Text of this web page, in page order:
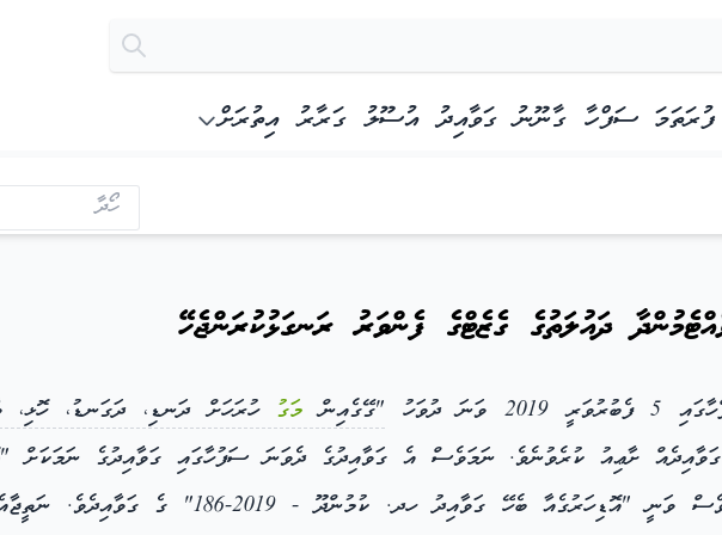
ފުރަތަމަ ސަފްހާ ގާނޫނު ގަވާއިދު އުސޫލު ގަރާރު އިތުރަށް
ދައުލަތުގެ ގެޒެޓްގެ ފެންވަރު ރަނގަޅުކުރަންޖެހޭ
"ގޭގެއިން މަގު ހުރަހަށް ދަނޑި، ދަގަނޑު،
ށާޢިއު ކުރެވުނެވެ. ނަމަވެސް އެ ގަވާއިދުގެ ދެވަނަ ސަފުހާގައި ގަވާއިދުގެ ނަމަކަށް